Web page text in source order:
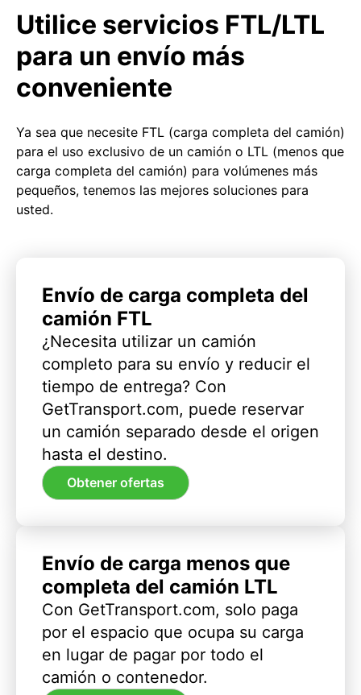
Utilice servicios FTL/LTL
para un envío más
conveniente
Ya sea que necesite FTL (carga completa del camión)
para el uso exclusivo de un camión o LTL (menos que
carga completa del camión) para volúmenes más
pequeños, tenemos las mejores soluciones para
usted.
Envío de carga completa del
camión FTL
¿Necesita utilizar un camión
completo para su envío y reducir el
tiempo de entrega? Con
GetTransport.com, puede reservar
un camión separado desde el origen
hasta el destino.
Obtener ofertas
Envío de carga menos que
completa del camión LTL
Con GetTransport.com, solo paga
por el espacio que ocupa su carga
en lugar de pagar por todo el
camión o contenedor.